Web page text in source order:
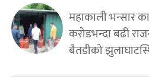
महाकाली भन्सार
करोडभन्दा बढी
बैतडीको